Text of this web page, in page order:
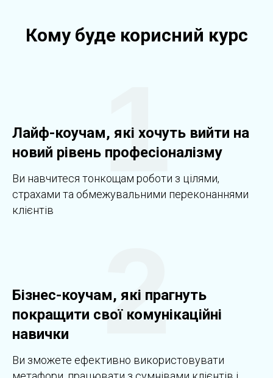
Кому буде корисний курс
Лайф-коучам, які хочуть вийти на
новий рівень професіоналізму
Ви навчитеся тонкощам роботи з цілями,
страхами та обмежувальними переконаннями
клієнтів
1
Бізнес-коучам, які прагнуть
покращити свої комунікаційні
навички
Ви зможете ефективно використовувати
2